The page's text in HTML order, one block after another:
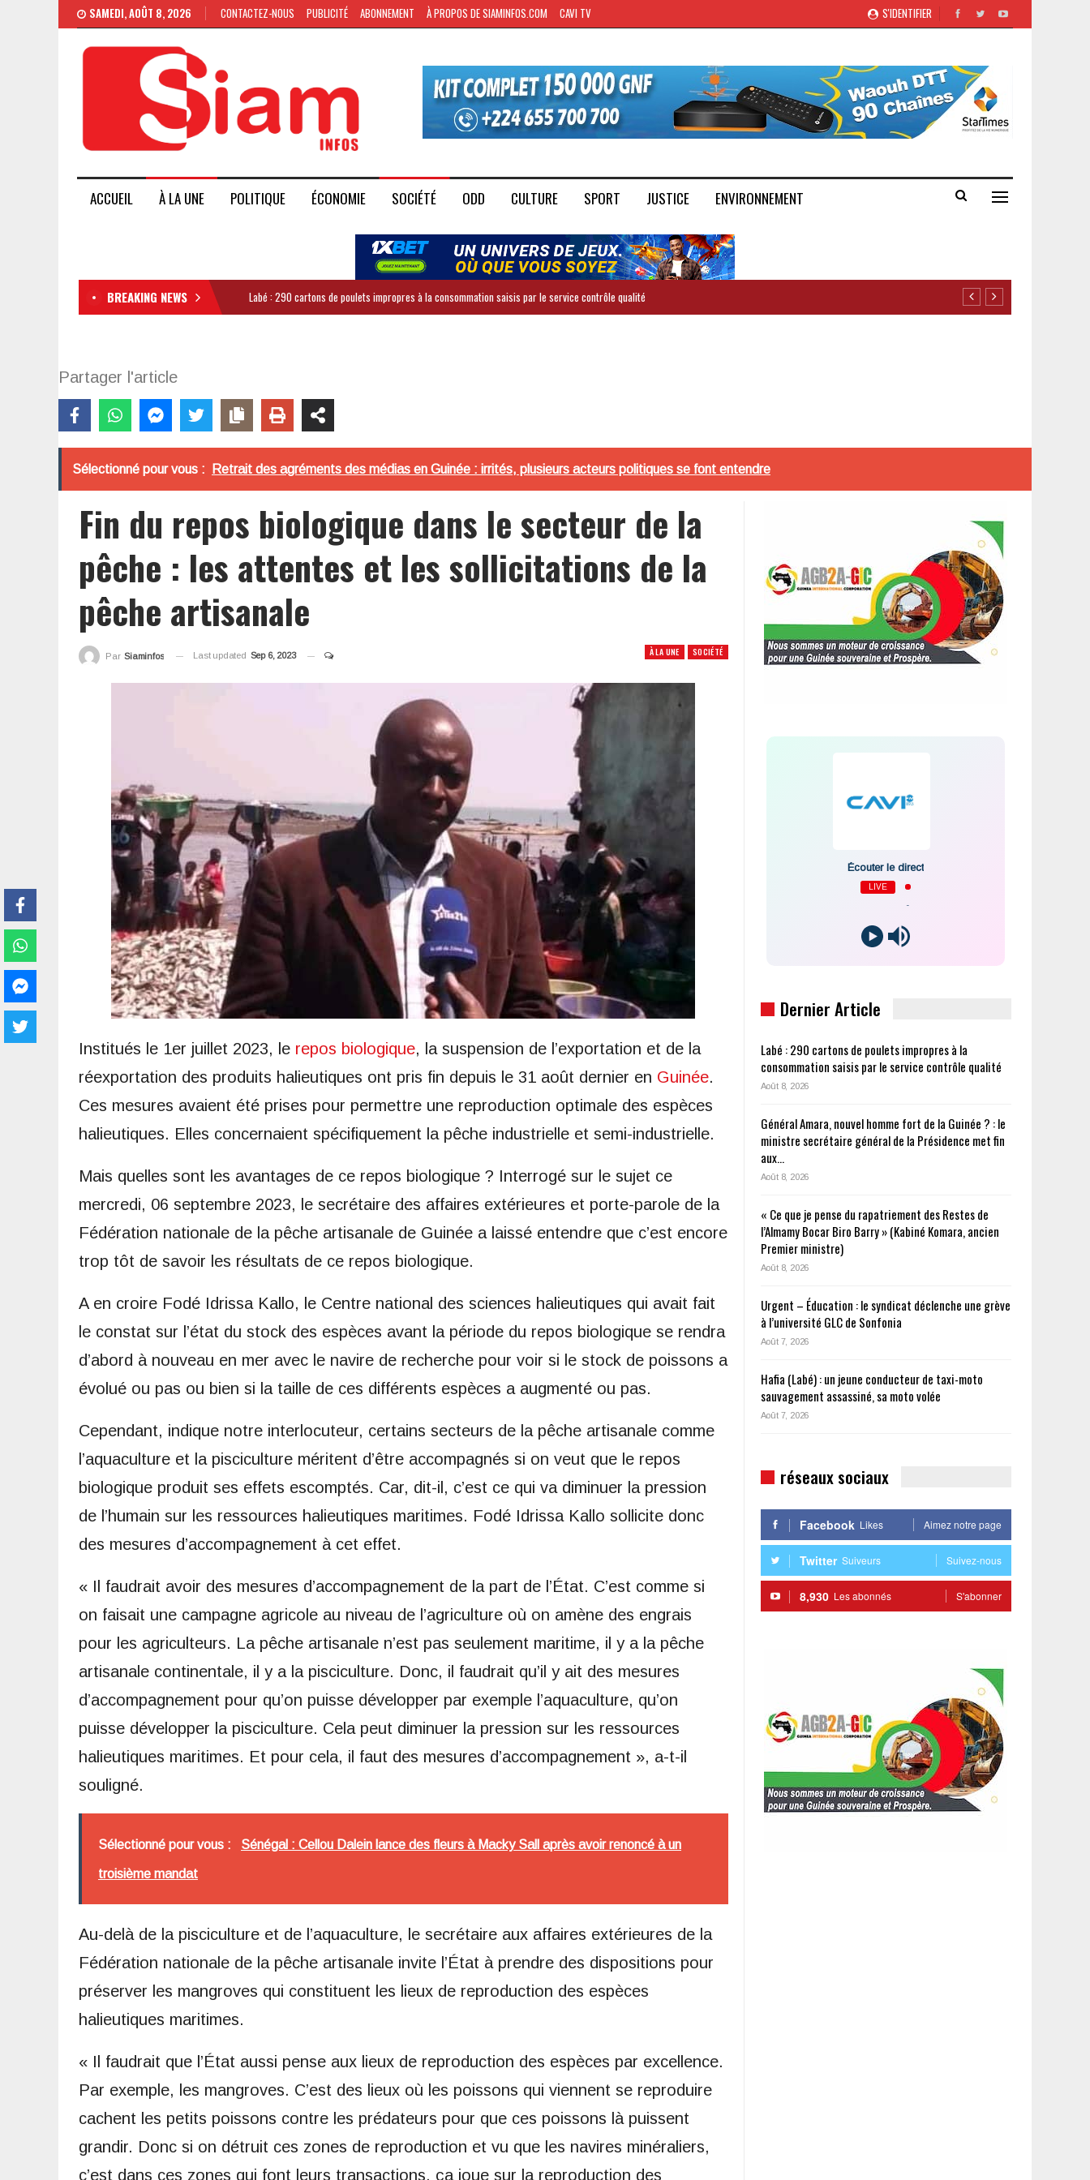
S'IDENTIFIER
SAMEDI, AOÛT 8, 2026 CONTACTEZ-NOUS PUBLICITÉ ABONNEMENT À PROPOS DE SIAMINFOS.COM CAVI TV
ACCUEIL À LA UNE POLITIQUE ÉCONOMIE SOCIÉTÉ ODD CULTURE SPORT JUSTICE ENVIRONNEMENT
BREAKING NEWS Labé : 290 cartons de poulets impropres à la consommation saisis par le service contrôle qualité
Partager l'article
Sélectionné pour vous : Retrait des agréments des médias en Guinée : irrités, plusieurs acteurs politiques se font entendre
Fin du repos biologique dans le secteur de la
pêche : les attentes et les sollicitations de la
pêche artisanale
À LA UNE SOCIÉTÉ
Par Siaminfos Last updated Sep 6, 2023
Institués le 1er juillet 2023, le repos biologique, la suspension de l’exportation et de la
réexportation des produits halieutiques ont pris fin depuis le 31 août dernier en Guinée.
Ces mesures avaient été prises pour permettre une reproduction optimale des espèces
halieutiques. Elles concernaient spécifiquement la pêche industrielle et semi-industrielle.
Mais quelles sont les avantages de ce repos biologique ? Interrogé sur le sujet ce
mercredi, 06 septembre 2023, le secrétaire des affaires extérieures et porte-parole de la
Fédération nationale de la pêche artisanale de Guinée a laissé entendre que c’est encore
trop tôt de savoir les résultats de ce repos biologique.
A en croire Fodé Idrissa Kallo, le Centre national des sciences halieutiques qui avait fait
le constat sur l’état du stock des espèces avant la période du repos biologique se rendra
d’abord à nouveau en mer avec le navire de recherche pour voir si le stock de poissons a
évolué ou pas ou bien si la taille de ces différents espèces a augmenté ou pas.
Cependant, indique notre interlocuteur, certains secteurs de la pêche artisanale comme
l’aquaculture et la pisciculture méritent d’être accompagnés si on veut que le repos
biologique produit ses effets escomptés. Car, dit-il, c’est ce qui va diminuer la pression
de l’humain sur les ressources halieutiques maritimes. Fodé Idrissa Kallo sollicite donc
des mesures d’accompagnement à cet effet.
« Il faudrait avoir des mesures d’accompagnement de la part de l’État. C’est comme si
on faisait une campagne agricole au niveau de l’agriculture où on amène des engrais
pour les agriculteurs. La pêche artisanale n’est pas seulement maritime, il y a la pêche
artisanale continentale, il y a la pisciculture. Donc, il faudrait qu’il y ait des mesures
d’accompagnement pour qu’on puisse développer par exemple l’aquaculture, qu’on
puisse développer la pisciculture. Cela peut diminuer la pression sur les ressources
halieutiques maritimes. Et pour cela, il faut des mesures d’accompagnement », a-t-il
souligné.
Sélectionné pour vous : Sénégal : Cellou Dalein lance des fleurs à Macky Sall après avoir renoncé à un
troisième mandat
Au-delà de la pisciculture et de l’aquaculture, le secrétaire aux affaires extérieures de la
Fédération nationale de la pêche artisanale invite l’État à prendre des dispositions pour
préserver les mangroves qui constituent les lieux de reproduction des espèces
halieutiques maritimes.
« Il faudrait que l’État aussi pense aux lieux de reproduction des espèces par excellence.
Par exemple, les mangroves. C’est des lieux où les poissons qui viennent se reproduire
cachent les petits poissons contre les prédateurs pour que ces poissons là puissent
grandir. Donc si on détruit ces zones de reproduction et vu que les navires minéraliers,
c’est dans ces zones qui font leurs transactions, ça joue sur la reproduction des
Écouter le direct
LIVE
Dernier Article
Labé : 290 cartons de poulets impropres à la
consommation saisis par le service contrôle qualité
Août 8, 2026
Général Amara, nouvel homme fort de la Guinée ? : le
ministre secrétaire général de la Présidence met fin
aux…
Août 8, 2026
« Ce que je pense du rapatriement des Restes de
l’Almamy Bocar Biro Barry » (Kabiné Komara, ancien
Premier ministre)
Août 8, 2026
Urgent – Éducation : le syndicat déclenche une grève
à l’université GLC de Sonfonia
Août 7, 2026
Hafia (Labé) : un jeune conducteur de taxi-moto
sauvagement assassiné, sa moto volée
Août 7, 2026
réseaux sociaux
Facebook Likes Aimez notre page
Twitter Suiveurs Suivez-nous
8,930 Les abonnés S'abonner